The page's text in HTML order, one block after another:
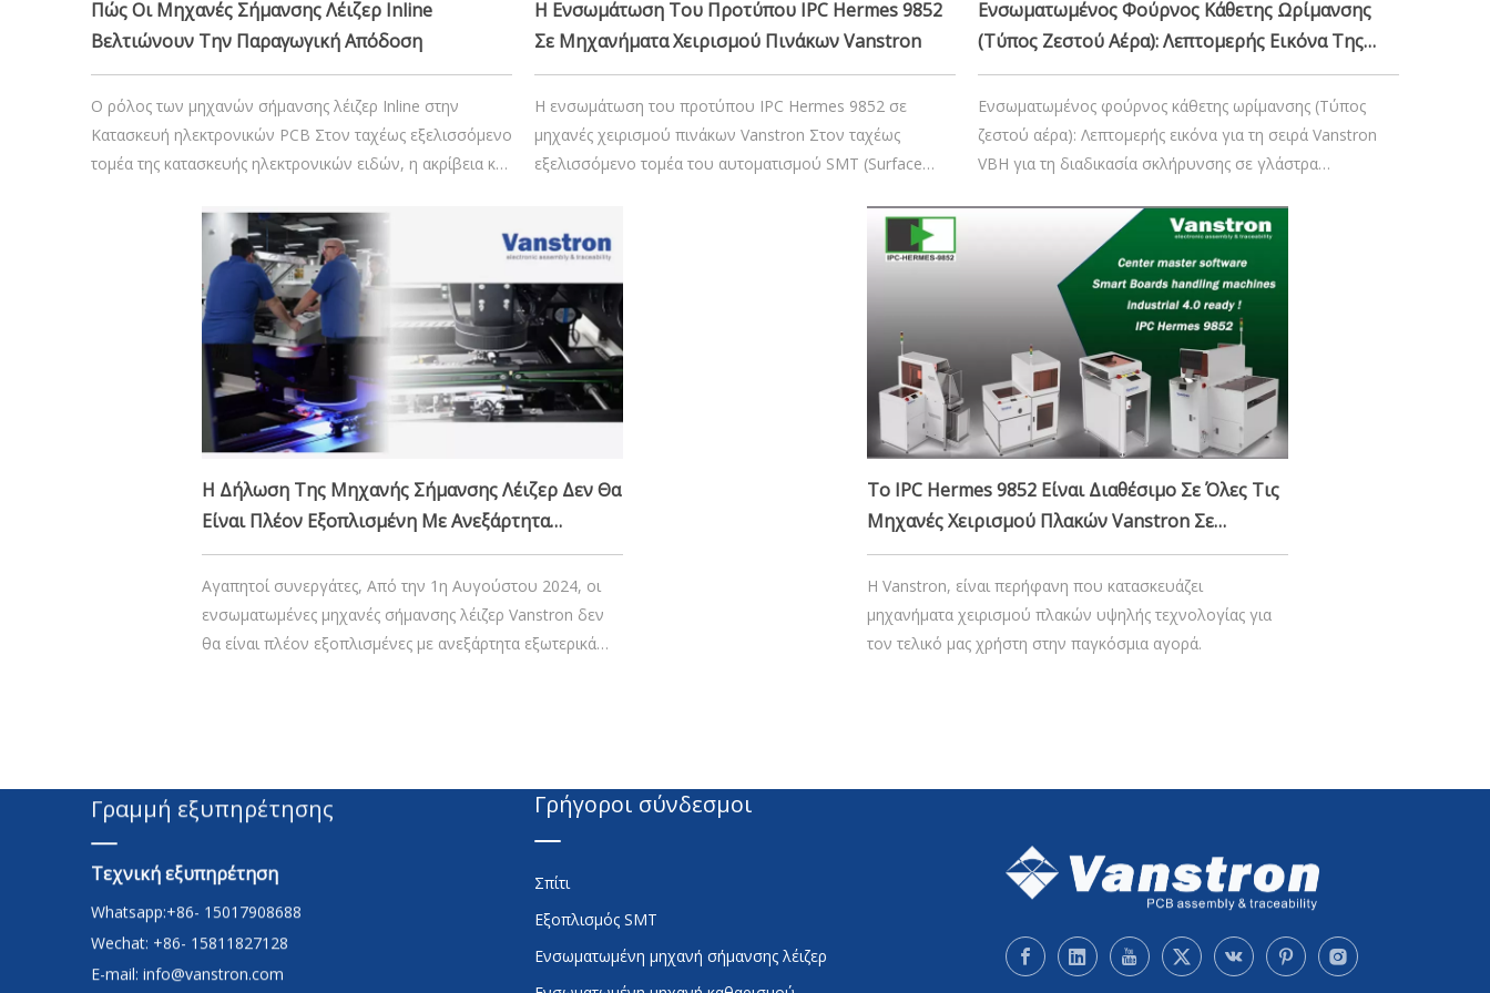
Πώς Οι Μηχανές Σήμανσης Λέιζερ Inline
Βελτιώνουν Την Παραγωγική Απόδοση
Ο ρόλος των μηχανών σήμανσης λέιζερ Inline στην
Κατασκευή ηλεκτρονικών PCB Στον ταχέως εξελισσόμενο
τομέα της κατασκευής ηλεκτρονικών ειδών, η ακρίβεια και
διασφάλιση της ποιότητας και της συμμόρφωσης των
προϊόντων. Οι ενσωματωμένες μηχανές σήμανσης λέιζερ
έχουν γίνει ένα απαραίτητο εργαλείο στο εργοστάσιο
κατασκευαστών EMS.
Η Ενσωμάτωση Του Προτύπου IPC Hermes 9852
Σε Μηχανήματα Χειρισμού Πινάκων Vanstron
Η ενσωμάτωση του προτύπου IPC Hermes 9852 σε
μηχανές χειρισμού πινάκων Vanstron Στον ταχέως
εξελισσόμενο τομέα του αυτοματισμού SMT (Surface
ανταλλαγή δεδομένων μεταξύ του εξοπλισμού είναι
ζωτικής σημασίας για τη βελτιστοποίηση των διαδικασιών
παραγωγής. Vanstron, ηγέτης στο SMT automat
Ενσωματωμένος Φούρνος Κάθετης Ωρίμανσης
(τύπος Ζεστού Αέρα): Λεπτομερής Εικόνα Της
Σειράς Vanstron VBH Για Τη Διαδικασία
Σκλήρυνσης Σε Γλάστρα
Ενσωματωμένος φούρνος κάθετης ωρίμανσης (Τύπος
ζεστού αέρα): Λεπτομερής εικόνα για τη σειρά Vanstron
VBH για τη διαδικασία σκλήρυνσης σε γλάστρα
απόδοσης ηλεκτρονικές συσκευές οδηγεί τις καινοτομίες
στις διαδικασίες κατασκευής PCB, μονάδων και άλλων
κρίσιμων εξαρτημάτων
06 Σεπτεμβρίου 2024
Η Δήλωση Της Μηχανής Σήμανσης Λέιζερ Δεν Θα
Είναι Πλέον Εξοπλισμένη Με Ανεξάρτητα
Εξωτερικά Συστήματα Εξαγωγής Καπνού.
Αγαπητοί συνεργάτες, Από την 1η Αυγούστου 2024, οι
ενσωματωμένες μηχανές σήμανσης λέιζερ Vanstron δεν
θα είναι πλέον εξοπλισμένες με ανεξάρτητα εξωτερικά
16 Οκτωβρίου 2024
Το IPC Hermes 9852 Είναι Διαθέσιμο Σε Όλες Τις
Μηχανές Χειρισμού Πλακών Vanstron Σε
Βιομηχανικό SMT / PCB.
Η Vanstron, είναι περήφανη που κατασκευάζει
μηχανήματα χειρισμού πλακών υψηλής τεχνολογίας για
τον τελικό μας χρήστη στην παγκόσμια αγορά.
Γραμμή εξυπηρέτησης
Τεχνική εξυπηρέτηση
Whatsapp:+86- 15017908688
Wechat: +86- 15811827128
E-mail: info@vanstron.com
Γρήγοροι σύνδεσμοι
Σπίτι
Εξοπλισμός SMT
Ενσωματωμένη μηχανή σήμανσης λέιζερ